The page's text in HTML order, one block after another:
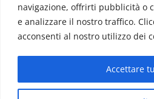
navigazione, offrirti pubblicità o
e analizzare il nostro traffico.
acconsenti al nostro utilizzo dei
Accettare
Redazione:
Direttore:
Info & Commerciale:
Home News Vivere la